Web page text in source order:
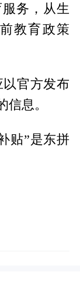
务，从生
教育政策
官方发布
息。
贴”是东拼